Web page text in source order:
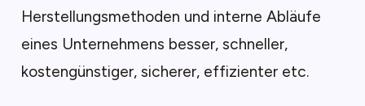
Herstellungsmethoden und interne Abläufe
eines Unternehmens besser, schneller,
kostengünstiger, sicherer, effizienter etc.